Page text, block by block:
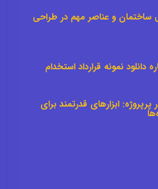
ساختمان و عناصر مهم در طراحی
دانلود نمونه قرارداد استخدام
پرپروژه: ابزارهای قدرتمند برای